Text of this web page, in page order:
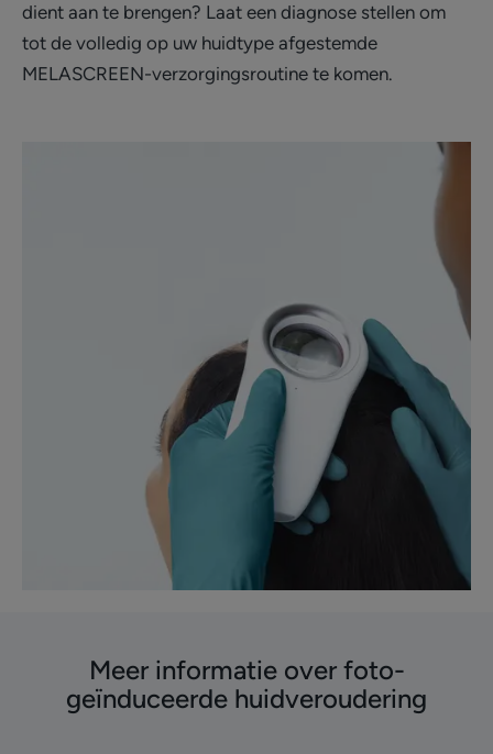
dient aan te brengen? Laat een diagnose stellen om
tot de volledig op uw huidtype afgestemde
MELASCREEN-verzorgingsroutine te komen.
Meer informatie over foto-
geïnduceerde huidveroudering